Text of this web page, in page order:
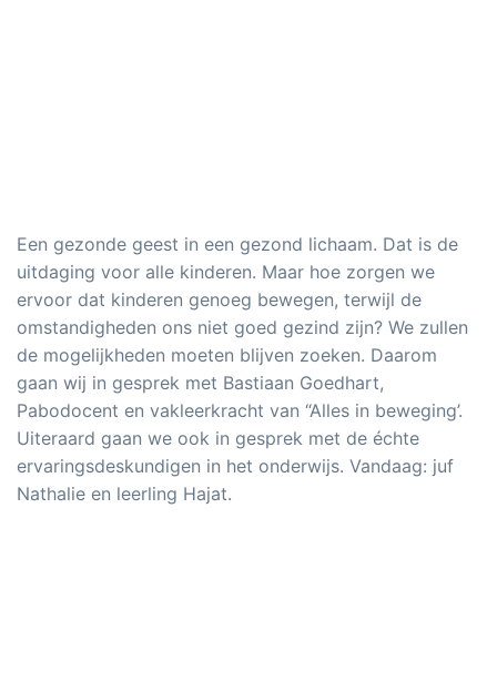
Een gezonde geest in een gezond lichaam. Dat is de
uitdaging voor alle kinderen. Maar hoe zorgen we
ervoor dat kinderen genoeg bewegen, terwijl de
omstandigheden ons niet goed gezind zijn? We zullen
de mogelijkheden moeten blijven zoeken. Daarom
gaan wij in gesprek met Bastiaan Goedhart,
Pabodocent en vakleerkracht van “Alles in beweging’.
Uiteraard gaan we ook in gesprek met de échte
ervaringsdeskundigen in het onderwijs. Vandaag: juf
Nathalie en leerling Hajat.